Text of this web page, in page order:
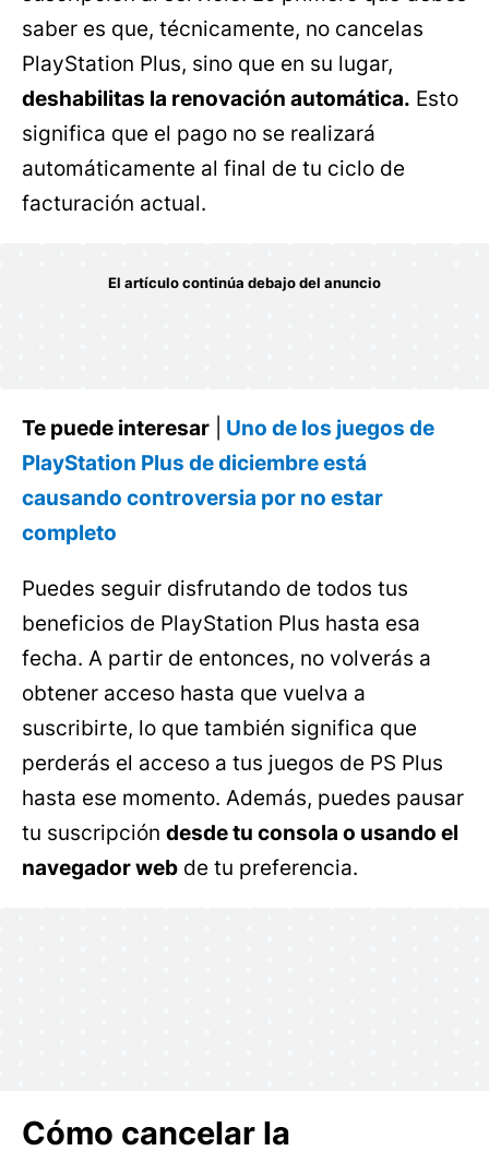
saber es que, técnicamente, no cancelas
PlayStation Plus, sino que en su lugar,
deshabilitas la renovación automática. Esto
significa que el pago no se realizará
automáticamente al final de tu ciclo de
facturación actual.
Te puede interesar
Uno de los juegos de
PlayStation Plus de diciembre está
causando controversia por no estar
completo
Puedes seguir disfrutando de todos tus
beneficios de PlayStation Plus hasta esa
fecha. A partir de entonces, no volverás a
obtener acceso hasta que vuelva a
suscribirte, lo que también significa que
perderás el acceso a tus juegos de PS Plus
hasta ese momento. Además, puedes pausar
tu suscripción desde tu consola o usando el
navegador web de tu preferencia.
Cómo cancelar la